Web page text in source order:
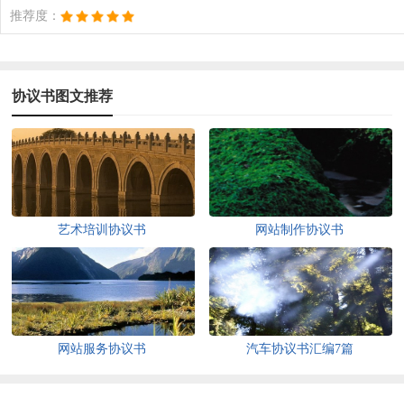
推荐度：
协议书图文推荐
艺术培训协议书 网站制作协议书
网站服务协议书 汽车协议书汇编7篇